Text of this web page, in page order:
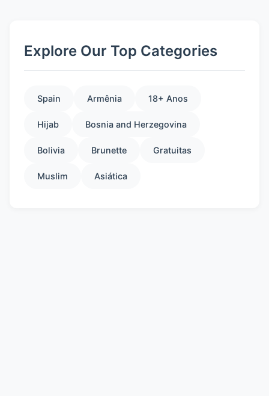
Explore Our Top Categories
Spain Armênia 18+ Anos
Hijab Bosnia and Herzegovina
Bolivia Brunette Gratuitas
Muslim Asiática